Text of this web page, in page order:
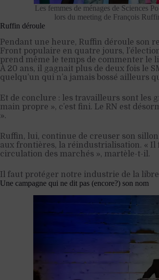
Les femmes de ménages de Sciences
lors du meeting de François
Ruffin déroule
Pendant une heure, Ruffin déroule son
Front populaire en quatre jours,
prend même le temps de commenter le
À 20 ans, il gagnait plus de deux fois le
quelqu’un qui n’a jamais bossé ailleurs
Et de conclure : les travailleurs sont les
main propre », c’est fini. Le RN est
».
Ruffin, lui, continue de creuser son
aux frontières, la réindustrialisation. «
circulation des marchés », martèle-t-il.
Il faut protéger notre industrie de la
Une campagne qui ne dit pas (encore?) son nom